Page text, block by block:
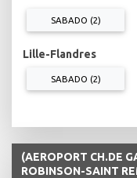
SABADO (2)
Lille-Flandres
SABADO (2)
(AEROPORT CH.DE
ROBINSON-SAINT